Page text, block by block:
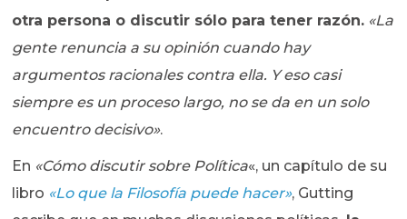
otra persona o discutir sólo para tener razón. «La
gente renuncia a su opinión cuando hay
argumentos racionales contra ella. Y eso casi
siempre es un proceso largo, no se da en un solo
encuentro decisivo».
En «Cómo discutir sobre Política«, un capítulo de su
libro «Lo que la Filosofía puede hacer», Gutting